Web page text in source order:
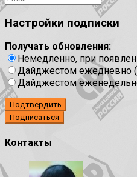
Настройки подписки
Получать обновления:
Немедленно, при
Дайджестом ежедневно
Дайджестом
Подтвердить
Контакты